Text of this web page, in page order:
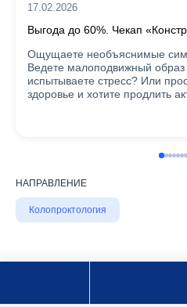
17.02.2026
Выгода до 60%. Чекап
Ощущаете необъяснимые
Ведете малоподвижный образ
испытываете стресс? Или
здоровье и хотите продлить
НАПРАВЛЕНИЕ
Колопроктология